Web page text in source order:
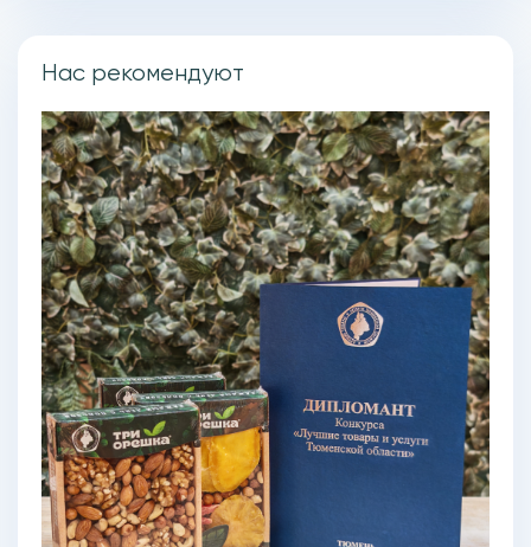
Нас рекомендуют